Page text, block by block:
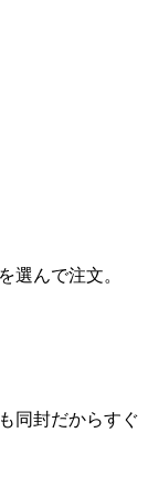
選んで注文。
同封だからすぐ